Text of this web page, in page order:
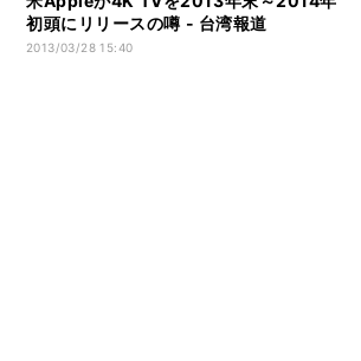
初頭にリリースの噂 - 台湾報道
2013/03/28 15:40